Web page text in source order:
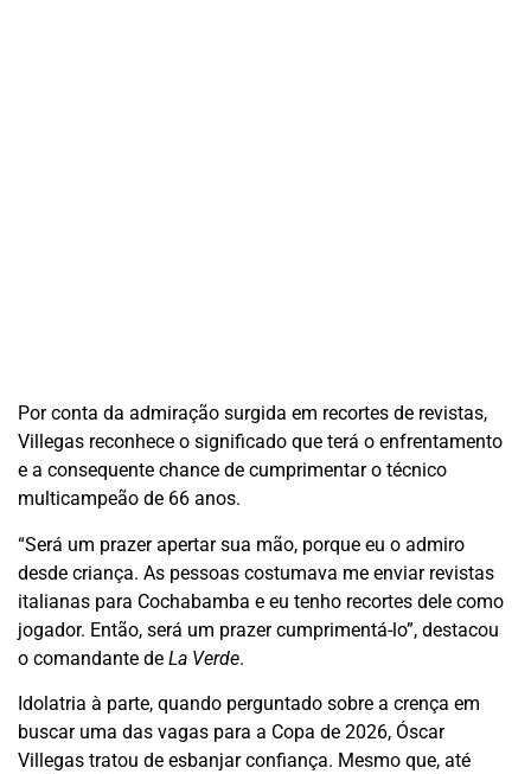
Por conta da admiração surgida em recortes de revistas,
Villegas reconhece o significado que terá o enfrentamento
e a consequente chance de cumprimentar o técnico
multicampeão de 66 anos.
“Será um prazer apertar sua mão, porque eu o admiro
desde criança. As pessoas costumava me enviar revistas
italianas para Cochabamba e eu tenho recortes dele como
jogador. Então, será um prazer cumprimentá-lo”, destacou
o comandante de La Verde.
Idolatria à parte, quando perguntado sobre a crença em
buscar uma das vagas para a Copa de 2026, Óscar
Villegas tratou de esbanjar confiança. Mesmo que, até